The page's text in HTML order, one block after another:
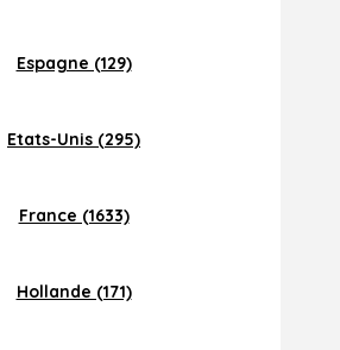
Espagne (129)
Etats-Unis (295)
France (1633)
Hollande (171)